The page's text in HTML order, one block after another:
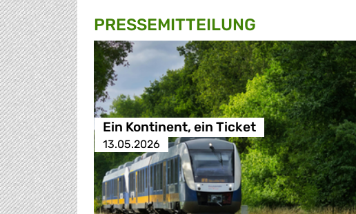
PRESSE­MITTEILUNG
Ein Kontinent, ein Ticket
13.05.2026